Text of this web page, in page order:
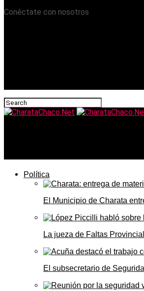
Conéctate con nosotros
Política
El Municipio de Charata
La jueza de Faltas
El subsecretario de